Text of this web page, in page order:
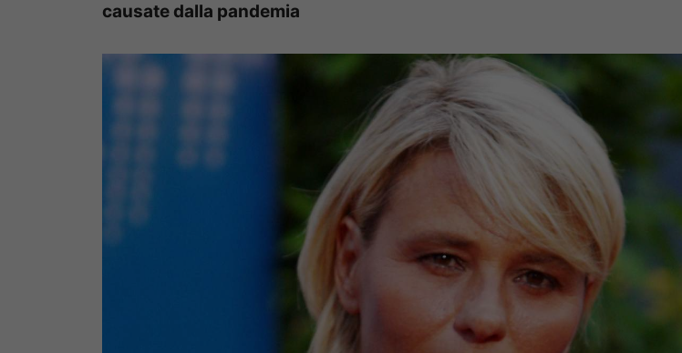
causate dalla pandemia